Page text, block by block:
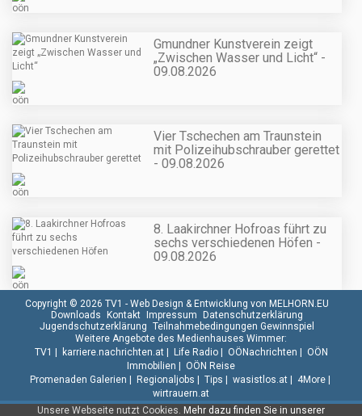
Gmundner Kunstverein zeigt
„Zwischen Wasser und Licht“ -
09.08.2026
Vier Tschechen am Traunstein
mit Polizeihubschrauber gerettet
- 09.08.2026
8. Laakirchner Hofroas führt zu
sechs verschiedenen Höfen -
09.08.2026
Unsere Webseite nutzt Cookies. Mehr dazu finden Sie in unserer
Copyright © 2026 TV1 - Web Design & Entwicklung von MELHORN.EU
Downloads Kontakt Impressum Datenschutzerklärung
Jugendschutzerklärung Teilnahmebedingungen Gewinnspiel
Weitere Angebote des Medienhauses Wimmer:
TV1 | karriere.nachrichten.at| Life Radio| OÖNachrichten | OÖN
Immobilien | OÖN Reise
Promenaden Galerien | Regionaljobs | Tips | wasistlos.at| 4More|
wirtrauern.at